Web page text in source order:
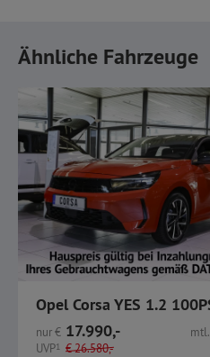
Ähnliche Fahrzeuge
nur€ 17.990,-
UVP1 €26.580,-
mtl.